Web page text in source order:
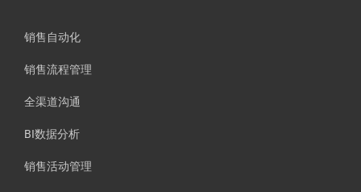
销售自动化
销售流程管理
全渠道沟通
BI数据分析
销售活动管理